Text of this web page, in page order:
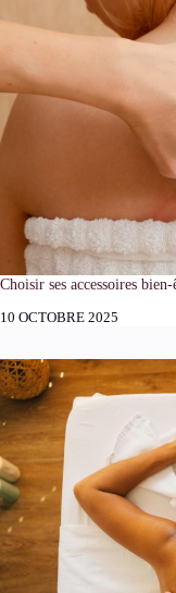
Choisir ses accessoires
10 OCTOBRE 2025